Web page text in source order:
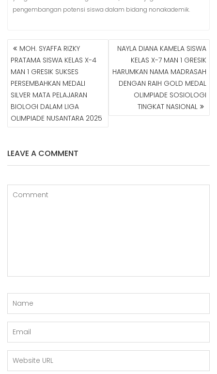
pengembangan potensi siswa dalam bidang nonakademik.
N
A
V
G
A
S
I
O
MOH. SYAFFA RIZKY
PRATAMA SISWA KELAS X-4
MAN 1 GRESIK SUKSES
PERSEMBAHKAN MEDALI
SILVER MATA PELAJARAN
BIOLOGI DALAM LIGA
OLIMPIADE NUSANTARA 2025
NAYLA DIANA KAMELA SISWA
KELAS X-7 MAN 1 GRESIK
HARUMKAN NAMA MADRASAH
DENGAN RAIH GOLD MEDAL
OLIMPIADE SOSIOLOGI
TINGKAT NASIONAL
LEAVE A COMMENT